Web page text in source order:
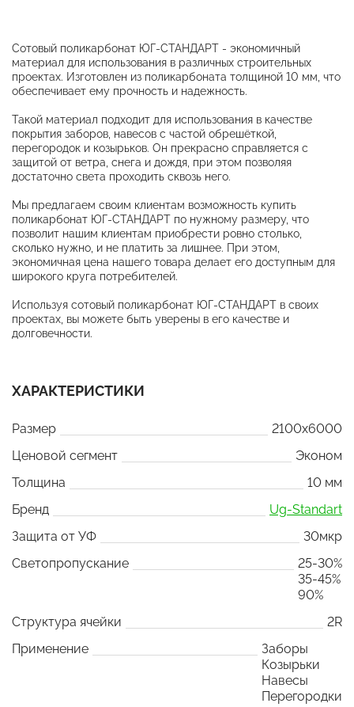
Сотовый поликарбонат ЮГ-СТАНДАРТ - экономичный
материал для использования в различных строительных
проектах. Изготовлен из поликарбоната толщиной 10 мм, что
обеспечивает ему прочность и надежность.
Такой материал подходит для использования в качестве
покрытия заборов, навесов с частой обрешёткой,
перегородок и козырьков. Он прекрасно справляется с
защитой от ветра, снега и дождя, при этом позволяя
достаточно света проходить сквозь него.
Мы предлагаем своим клиентам возможность купить
поликарбонат ЮГ-СТАНДАРТ по нужному размеру, что
позволит нашим клиентам приобрести ровно столько,
сколько нужно, и не платить за лишнее. При этом,
экономичная цена нашего товара делает его доступным для
широкого круга потребителей.
Используя сотовый поликарбонат ЮГ-СТАНДАРТ в своих
проектах, вы можете быть уверены в его качестве и
долговечности.
ХАРАКТЕРИСТИКИ
Размер
2100x6000
Ценовой сегмент
Эконом
Толщина
10 мм
Бренд
Ug-Standart
Защита от УФ
30мкр
Светопропускание
25-30%
35-45%
90%
Структура ячейки
2R
Применение
Заборы
Козырьки
Навесы
Перегородки